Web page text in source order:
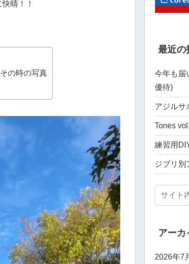
晴！！
の時の写真
最近の
今年も届
優待)
アジルサ
Tones
練習用
ジブリ別
アーカ
2026年7